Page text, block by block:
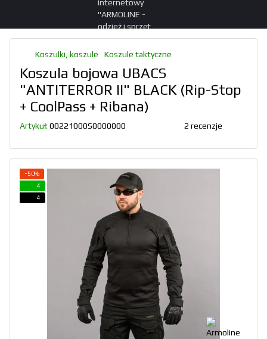
Koszulki, koszule Koszule taktyczne
Koszula bojowa UBACS
"ANTITERROR II" BLACK (Rip-Stop
+ CoolPass + Ribana)
Artykuł: 00221000S0000000 2 recenzje
−50%
4
4